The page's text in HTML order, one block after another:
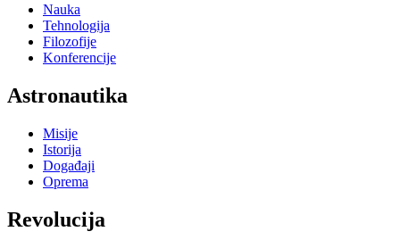
Nauka
Tehnologija
Filozofije
Konferencije
Astronautika
Misije
Istorija
Događaji
Oprema
Revolucija